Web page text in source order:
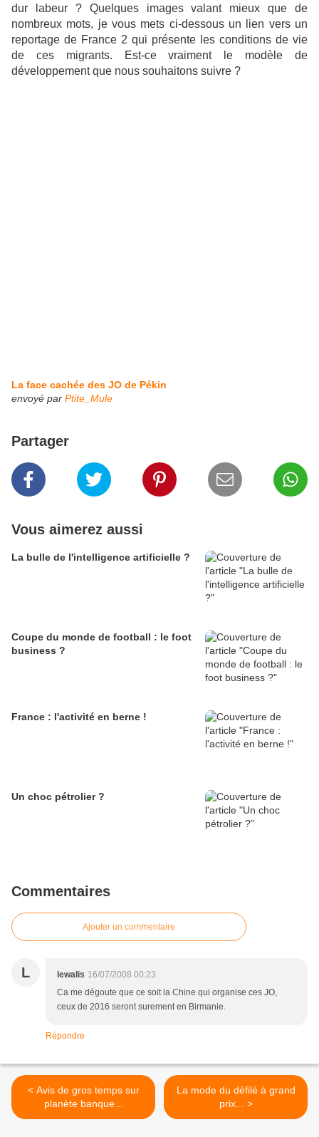
dur labeur ? Quelques images valant mieux que de
nombreux mots, je vous mets ci-dessous un lien vers un
reportage de France 2 qui présente les conditions de vie
de ces migrants. Est-ce vraiment le modèle de
développement que nous souhaitons suivre ?
La face cachée des JO de Pékin
envoyé par Ptite_Mule
Partager
Vous aimerez aussi
La bulle de l'intelligence artificielle ?
Coupe du monde de football : le foot
business ?
France : l'activité en berne !
Un choc pétrolier ?
Commentaires
Ajouter un commentaire
L lewalis 16/07/2008 00:23
Ca me dégoute que ce soit la Chine qui organise ces JO,
ceux de 2016 seront surement en Birmanie.
Répondre
< Avis de gros temps sur
planète banque...
La mode du défilé à grand
prix... >